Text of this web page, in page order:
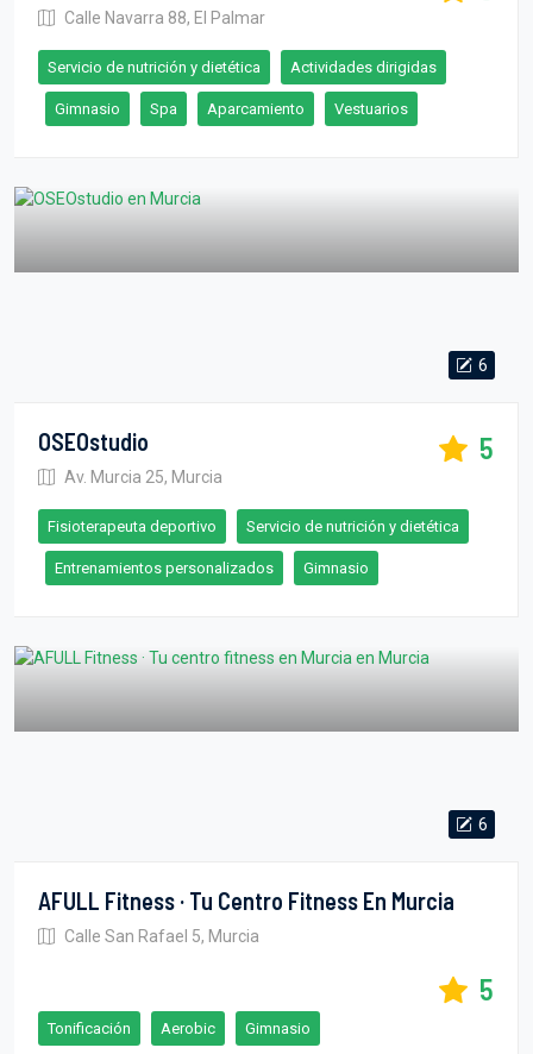
Calle Navarra 88, El Palmar
Servicio de nutrición y dietética Actividades dirigidas
Gimnasio Spa Aparcamiento Vestuarios
6
OSEOstudio
Av. Murcia 25, Murcia
5
Fisioterapeuta deportivo Servicio de nutrición y dietética
Entrenamientos personalizados Gimnasio
6
AFULL Fitness · Tu Centro Fitness En Murcia
Calle San Rafael 5, Murcia
5
Tonificación Aerobic Gimnasio